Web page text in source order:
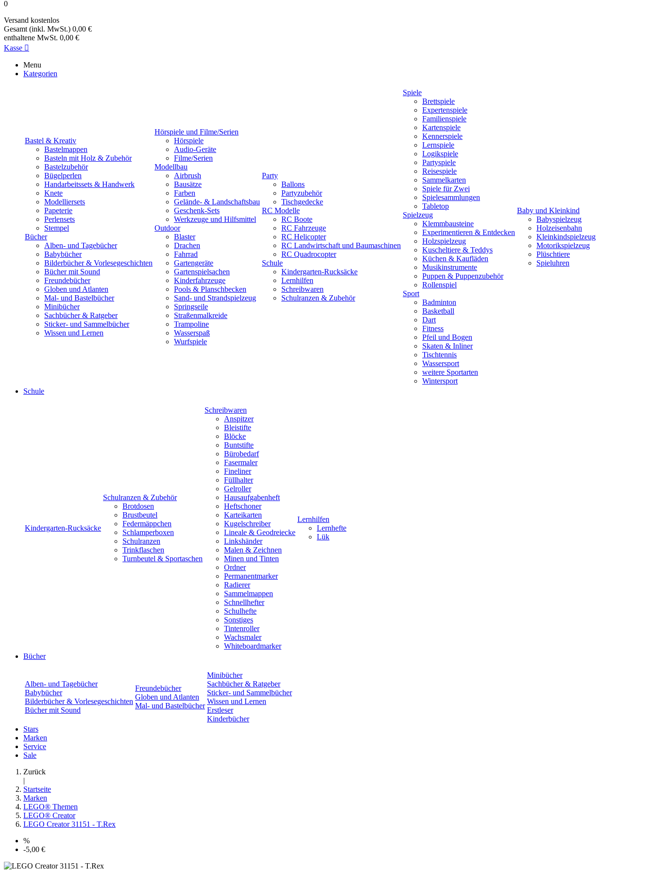
0
Versand kostenlos
Gesamt (inkl. MwSt.) 0,00 €
enthaltene MwSt. 0,00 €
Kasse 
Menu
Kategorien
Bastel & Kreativ
Bastelmappen
Basteln mit Holz & Zubehör
Bastelzubehör
Bügelperlen
Handarbeitssets & Handwerk
Knete
Modelliersets
Papeterie
Perlensets
Stempel
Bücher
Alben- und Tagebücher
Babybücher
Bilderbücher & Vorlesegeschichten
Bücher mit Sound
Freundebücher
Globen und Atlanten
Mal- und Bastelbücher
Minibücher
Sachbücher & Ratgeber
Sticker- und Sammelbücher
Wissen und Lernen
Hörspiele und Filme/Serien
Hörspiele
Audio-Geräte
Filme/Serien
Modellbau
Airbrush
Bausätze
Farben
Gelände- & Landschaftsbau
Geschenk-Sets
Werkzeuge und Hilfsmittel
Outdoor
Blaster
Drachen
Fahrrad
Gartengeräte
Gartenspielsachen
Kinderfahrzeuge
Pools & Planschbecken
Sand- und Strandspielzeug
Springseile
Straßenmalkreide
Trampoline
Wasserspaß
Wurfspiele
Party
Ballons
Partyzubehör
Tischgedecke
RC Modelle
RC Boote
RC Fahrzeuge
RC Helicopter
RC Landwirtschaft und Baumaschinen
RC Quadrocopter
Schule
Kindergarten-Rucksäcke
Lernhilfen
Schreibwaren
Schulranzen & Zubehör
Spiele
Brettspiele
Expertenspiele
Familienspiele
Kartenspiele
Kennerspiele
Lernspiele
Logikspiele
Partyspiele
Reisespiele
Sammelkarten
Spiele für Zwei
Spielesammlungen
Tabletop
Spielzeug
Klemmbausteine
Experimentieren & Entdecken
Holzspielzeug
Kuscheltiere & Teddys
Küchen & Kaufläden
Musikinstrumente
Puppen & Puppenzubehör
Rollenspiel
Sport
Badminton
Basketball
Dart
Fitness
Pfeil und Bogen
Skaten & Inliner
Tischtennis
Wassersport
weitere Sportarten
Wintersport
Baby und Kleinkind
Babyspielzeug
Holzeisenbahn
Kleinkindspielzeug
Motorikspielzeug
Plüschtiere
Spieluhren
Schule
Kindergarten-Rucksäcke
Schulranzen & Zubehör
Brotdosen
Brustbeutel
Federmäppchen
Schlamperboxen
Schulranzen
Trinkflaschen
Turnbeutel & Sportaschen
Schreibwaren
Anspitzer
Bleistifte
Blöcke
Buntstifte
Bürobedarf
Fasermaler
Fineliner
Füllhalter
Gelroller
Hausaufgabenheft
Heftschoner
Karteikarten
Kugelschreiber
Lineale & Geodreiecke
Linkshänder
Malen & Zeichnen
Minen und Tinten
Ordner
Permanentmarker
Radierer
Sammelmappen
Schnellhefter
Schulhefte
Sonstiges
Tintenroller
Wachsmaler
Whiteboardmarker
Lernhilfen
Lernhefte
Lük
Bücher
Alben- und Tagebücher
Babybücher
Bilderbücher & Vorlesegeschichten
Bücher mit Sound
Freundebücher
Globen und Atlanten
Mal- und Bastelbücher
Minibücher
Sachbücher & Ratgeber
Sticker- und Sammelbücher
Wissen und Lernen
Erstleser
Kinderbücher
Stars
Marken
Service
Sale
Zurück
|
Startseite
Marken
LEGO® Themen
LEGO® Creator
LEGO Creator 31151 - T.Rex
%
-5,00 €